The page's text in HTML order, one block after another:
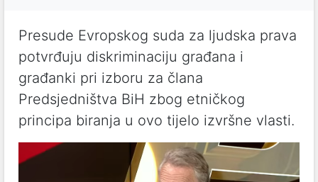
Presude Evropskog suda za ljudska prava
potvrđuju diskriminaciju građana i
građanki pri izboru za člana
Predsjedništva BiH zbog etničkog
principa biranja u ovo tijelo izvršne vlasti.